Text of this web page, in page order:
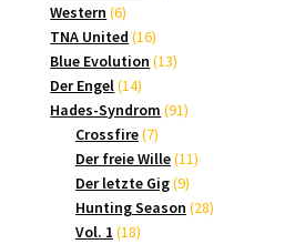
Western 66
Produkte
TNA United 1616
Produkte
Blue Evolution 1313
Der Engel 1414
Produkte
Hades-Syndrom 9191
Crossfire 77
Produkte
Der freie Wille 1111
Der letzte Gig 99
Produkte
Hunting Season 2828
Vol. 1 1818